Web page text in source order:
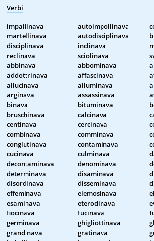
Verbi
impallinava autoimpollinava
martellinava
autodisciplinava
disciplinava
inclinava
reclinava
sciolinava
abbinava
abbominava
addottrinava
affascinava
allucinava
alluminava
arginava
assassinava
binava
bituminava
bruschinava
calcinava
centinava
cercinava
combinava
comminava
conglutinava
contaminava
cucinava
culminava
decontaminava
denominava
determinava
disaminava
disordinava
disseminava
effeminava
elemosinava
esaminava
eterodinava
fiocinava
fucinava
germinava
ghigliottinava
grandinava
gratinava